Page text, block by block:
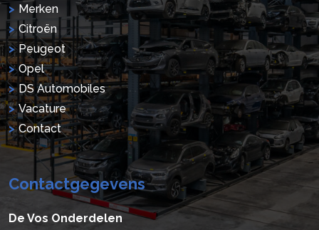
Merken
Citroën
Peugeot
Opel
DS Automobiles
Vacature
Contact
Contactgegevens
De Vos Onderdelen